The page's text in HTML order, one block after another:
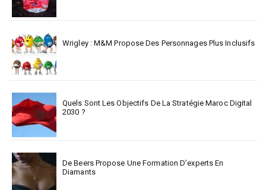
Wrigley : M&M Propose Des Personnages Plus Inclusifs
Quels Sont Les Objectifs De La Stratégie Maroc Digital
2030 ?
De Beers Propose Une Formation D’experts En
Diamants